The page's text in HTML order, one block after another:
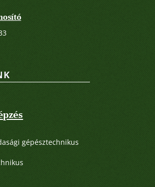
gépésztechnikus